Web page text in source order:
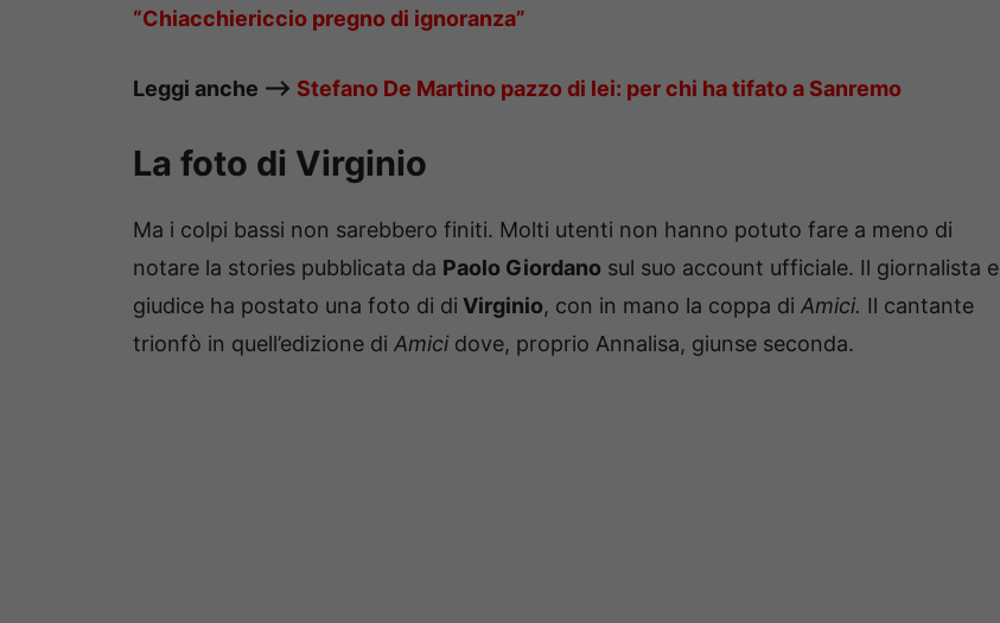
“Chiacchiericcio pregno di ignoranza”
Leggi anche —–> Stefano De Martino pazzo di lei: per chi ha tifato a Sanremo
La foto di Virginio
Ma i colpi bassi non sarebbero finiti. Molti utenti non hanno potuto fare a meno di
notare la stories pubblicata da Paolo Giordano sul suo account ufficiale. Il giornalista e
giudice ha postato una foto di di Virginio, con in mano la coppa di Amici. Il cantante
trionfò in quell’edizione di Amicidove, proprio Annalisa, giunse seconda.